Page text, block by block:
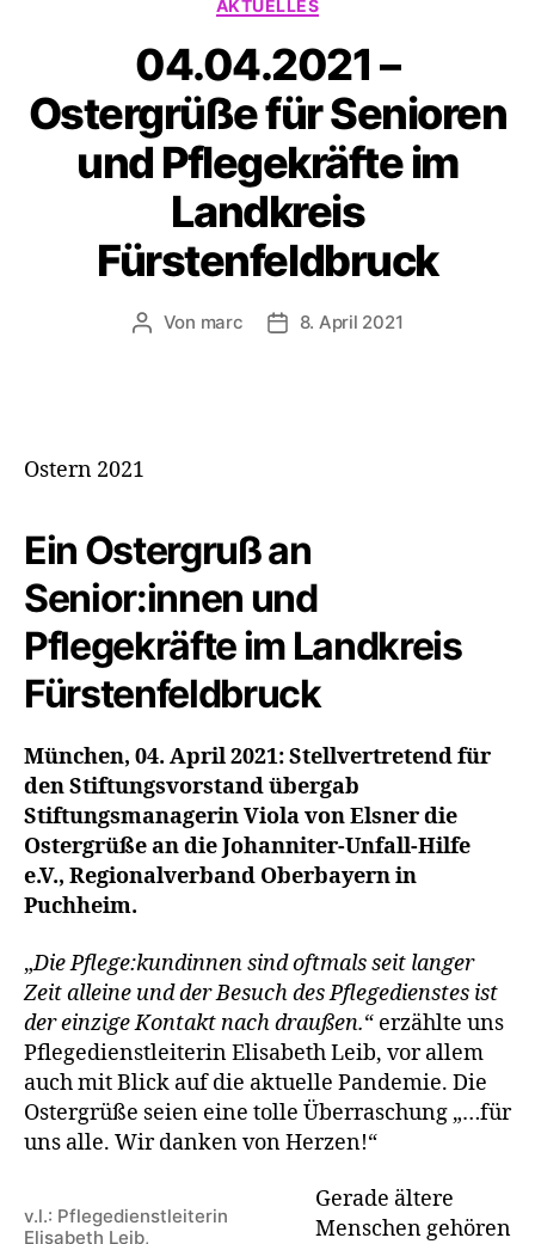
AKTUELLES
04.04.2021 –
Ostergrüße für Senioren
und Pflegekräfte im
Landkreis
Fürstenfeldbruck
Beitragsautor
Von marc Veröffentlichungsdatum
8. April 2021
Ostern 2021
Ein Ostergruß an
Senior:innen und
Pflegekräfte im Landkreis
Fürstenfeldbruck
München, 04. April 2021: Stellvertretend für
den Stiftungsvorstand übergab
Stiftungsmanagerin Viola von Elsner die
Ostergrüße an die Johanniter-Unfall-Hilfe
e.V., Regionalverband Oberbayern in
Puchheim.
„Die Pflege:kundinnen sind oftmals seit langer
Zeit alleine und der Besuch des Pflegedienstes ist
der einzige Kontakt nach draußen.“ erzählte uns
Pflegedienstleiterin Elisabeth Leib, vor allem
auch mit Blick auf die aktuelle Pandemie. Die
Ostergrüße seien eine tolle Überraschung „…für
uns alle. Wir danken von Herzen!“
v.l.: Pflegedienstleiterin
Elisabeth Leib,
Gerade ältere
Menschen gehören